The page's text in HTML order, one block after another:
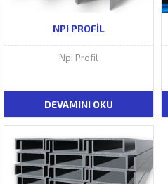
NPI PROFIL
Npı Profil
DEVAMINI OKU